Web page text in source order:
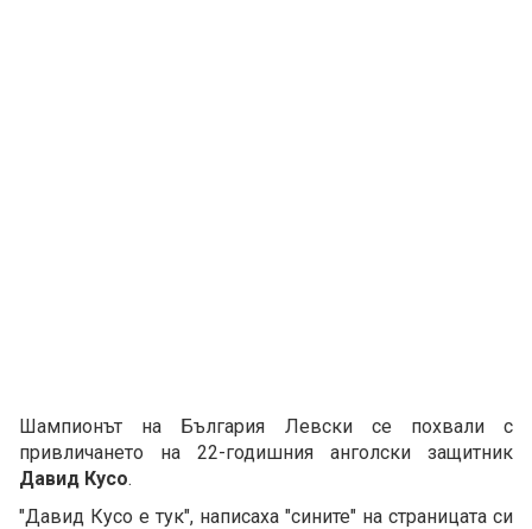
Шампионът на България Левски се похвали с
привличането на 22-годишния анголски защитник
Давид Кусо.
"Давид Кусо е тук", написаха "сините" на страницата си